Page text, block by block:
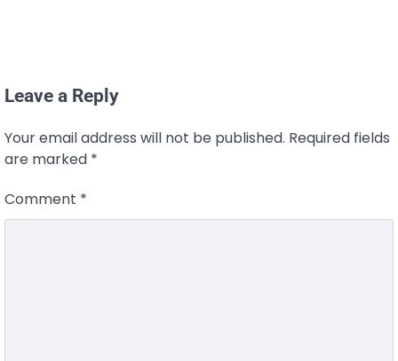
Leave a Reply
Your email address will not be published. Required fields
are marked *
Comment *